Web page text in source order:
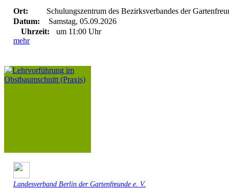
Ort:
Schulungszentrum des Bezirksverbandes der
Datum:
Samstag, 05.09.2026
Uhrzeit:
um 11:00 Uhr
mehr
Landesverband Berlin der Gartenfreunde e. V.